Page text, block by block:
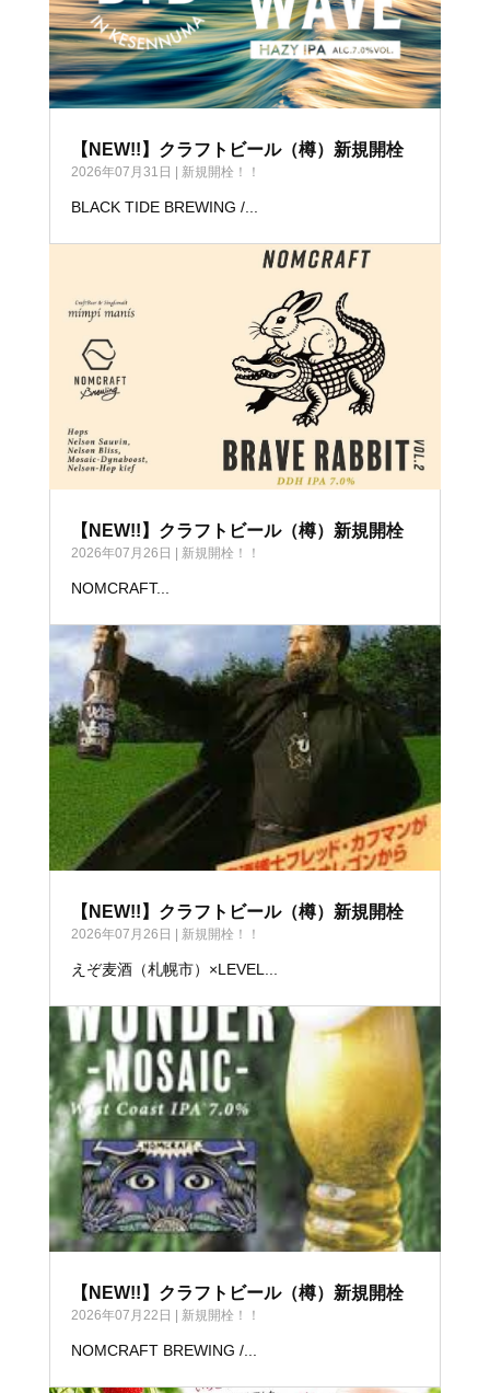
【NEW!!】クラフトビール（樽）新規開栓
2026年07月31日 | 新規開栓！！
BLACK TIDE BREWING /...
【NEW!!】クラフトビール（樽）新規開栓
2026年07月26日 | 新規開栓！！
NOMCRAFT...
【NEW!!】クラフトビール（樽）新規開栓
2026年07月26日 | 新規開栓！！
えぞ麦酒（札幌市）×LEVEL...
【NEW!!】クラフトビール（樽）新規開栓
2026年07月22日 | 新規開栓！！
NOMCRAFT BREWING /...